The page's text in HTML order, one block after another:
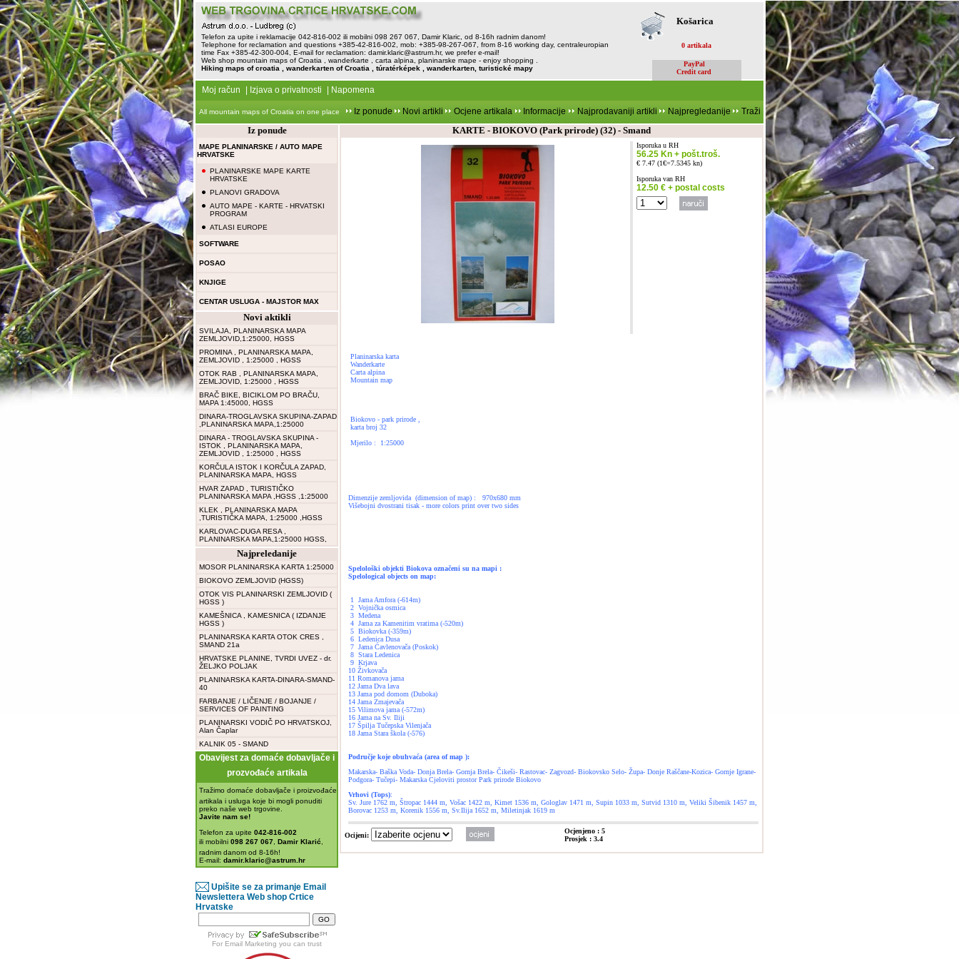
Telefon za upite i reklamacije 042-816-002 ili mobilni 098 267 067, Damir Klaric, od 8-16h radnim danom!
Telephone for reclamation and questions +385-42-816-002, mob: +385-98-267-067, from 8-16 working day, centraleuropian
time Fax +385-42-300-004, E-mail for reclamation: damir.klaric@astrum.hr, we prefer e-mail!
Web shop mountain maps of Croatia , wanderkarte , carta alpina, planinarske mape - enjoy shopping .
Hiking maps of croatia , wanderkarten of Croatia , túratérképek , wanderkarten, turistické mapy
Košarica
0 artikala
PayPal
Credit card
Moj račun Izjava o privatnosti Napomena
All mountain maps of Croatia on one place Iz ponude Novi artikli Ocjene artikala Informacije Najprodavaniji artikli Najpregledanije Traži
Iz ponude
MAPE PLANINARSKE / AUTO MAPE
HRVATSKE
PLANINARSKE MAPE KARTE
HRVATSKE
PLANOVI GRADOVA
AUTO MAPE - KARTE - HRVATSKI
PROGRAM
ATLASI EUROPE
SOFTWARE
POSAO
KNJIGE
CENTAR USLUGA - MAJSTOR MAX
Novi aktikli
SVILAJA, PLANINARSKA MAPA
ZEMLJOVID,1:25000, HGSS
PROMINA , PLANINARSKA MAPA,
ZEMLJOVID , 1:25000 , HGSS
OTOK RAB , PLANINARSKA MAPA,
ZEMLJOVID, 1:25000 , HGSS
BRAČ BIKE, BICIKLOM PO BRAČU,
MAPA 1:45000, HGSS
DINARA-TROGLAVSKA SKUPINA-ZAPAD
,PLANINARSKA MAPA,1:25000
DINARA - TROGLAVSKA SKUPINA -
ISTOK , PLANINARSKA MAPA,
ZEMLJOVID , 1:25000 , HGSS
KORČULA ISTOK I KORČULA ZAPAD,
PLANINARSKA MAPA, HGSS
HVAR ZAPAD , TURISTIČKO
PLANINARSKA MAPA ,HGSS ,1:25000
KLEK , PLANINARSKA MAPA
,TURISTIČKA MAPA, 1:25000 ,HGSS
KARLOVAC-DUGA RESA ,
PLANINARSKA MAPA,1:25000 HGSS,
Najpreledanije
MOSOR PLANINARSKA KARTA 1:25000
BIOKOVO ZEMLJOVID (HGSS)
OTOK VIS PLANINARSKI ZEMLJOVID (
HGSS )
KAMEŠNICA , KAMESNICA ( IZDANJE
HGSS )
PLANINARSKA KARTA OTOK CRES ,
SMAND 21a
HRVATSKE PLANINE, TVRDI UVEZ - dr.
ŽELJKO POLJAK
PLANINARSKA KARTA-DINARA-SMAND-
40
FARBANJE / LIČENJE / BOJANJE /
SERVICES OF PAINTING
PLANINARSKI VODIČ PO HRVATSKOJ,
Alan Čaplar
KALNIK 05 - SMAND
Obavijest za domaće dobavljače i
prozvođaće artikala
Tražimo domaće dobavljače i proizvođaće
artikala i usluga koje bi mogli ponuditi
preko naše web trgovine.
Javite nam se!
Telefon za upite 042-816-002
ili mobilni 098 267 067 Damir Klarić
radnim danom od 8-16h!
E-mail: damir.klaric@astrum.hr
Upišite se za primanje Email
Newslettera Web shop Crtice
Hrvatske
For Email Marketing you can trust
KARTE - BIOKOVO (Park prirode) (32) - Smand
Isporuka u RH
56.25 Kn + pošt.troš.
€ 7.47 (1€=7.5345 kn)
Isporuka van RH
12.50 € + postal costs
Planinarska karta
Wanderkarte
Carta alpina
Mountain map
Biokovo - park prirode ,
karta broj 32
Mjerilo : 1:25000
Dimenzije zemljovida (dimension of map) : 970x680 mm
Višebojni dvostrani tisak - more colors print over two sides
Spelološki objekti Biokova označeni su na mapi :
Spelological objects on map:
1 Jama Amfora (-614m)
2 Vojnička osmica
3 Medena
4 Jama za Kamenitim vratima (-520m)
5 Biokovka (-359m)
6 Ledenica Dusa
7 Jama Ćavlenovača (Poskok)
8 Stara Ledenica
9 Krjava
10 Živkovača
11 Romanova jama
12 Jama Dva lava
13 Jama pod domom (Duboka)
14 Jama Zmajevača
15 Vilimova jama (-572m)
16 Jama na Sv. Iliji
17 Špilja Tučepska Vilenjača
18 Jama Stara škola (-576)
Područje koje obuhvaća (area of map ):
Makarska- Baška Voda- Donja Brela- Gornja Brela- Čikeši- Rastovac- Zagvozd- Biokovsko Selo- Župa- Donje Raščane-Kozica- Gornje Igrane-
Podgora- Tučepi- Makarska Cjeloviti prostor Park prirode Biokovo
Vrhovi (Tops):
Sv. Jure 1762 m, Štropac 1444 m, Vošac 1422 m, Kimet 1536 m, Gologlav 1471 m, Supin 1033 m, Sutvid 1310 m, Veliki Šibenik 1457 m,
Borovac 1253 m, Korenik 1556 m, Sv.Ilija 1652 m, Miletinjak 1619 m
Ocijeni:
Ocjenjeno : 5
Prosjek : 3.4